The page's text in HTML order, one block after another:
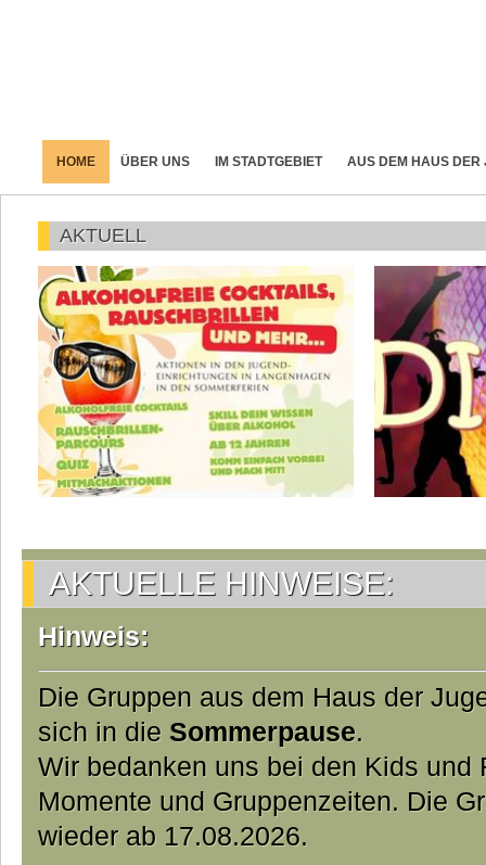
HOME ÜBER UNS IM STADTGEBIET AUS DEM HAUS DER
AKTUELL
AKTUELLE HINWEISE:
Hinweis:
Die Gruppen aus dem Haus der
sich in die Sommerpause.
Wir bedanken uns bei den Kids und
Momente und Gruppenzeiten. Die
wieder ab 17.08.2026.